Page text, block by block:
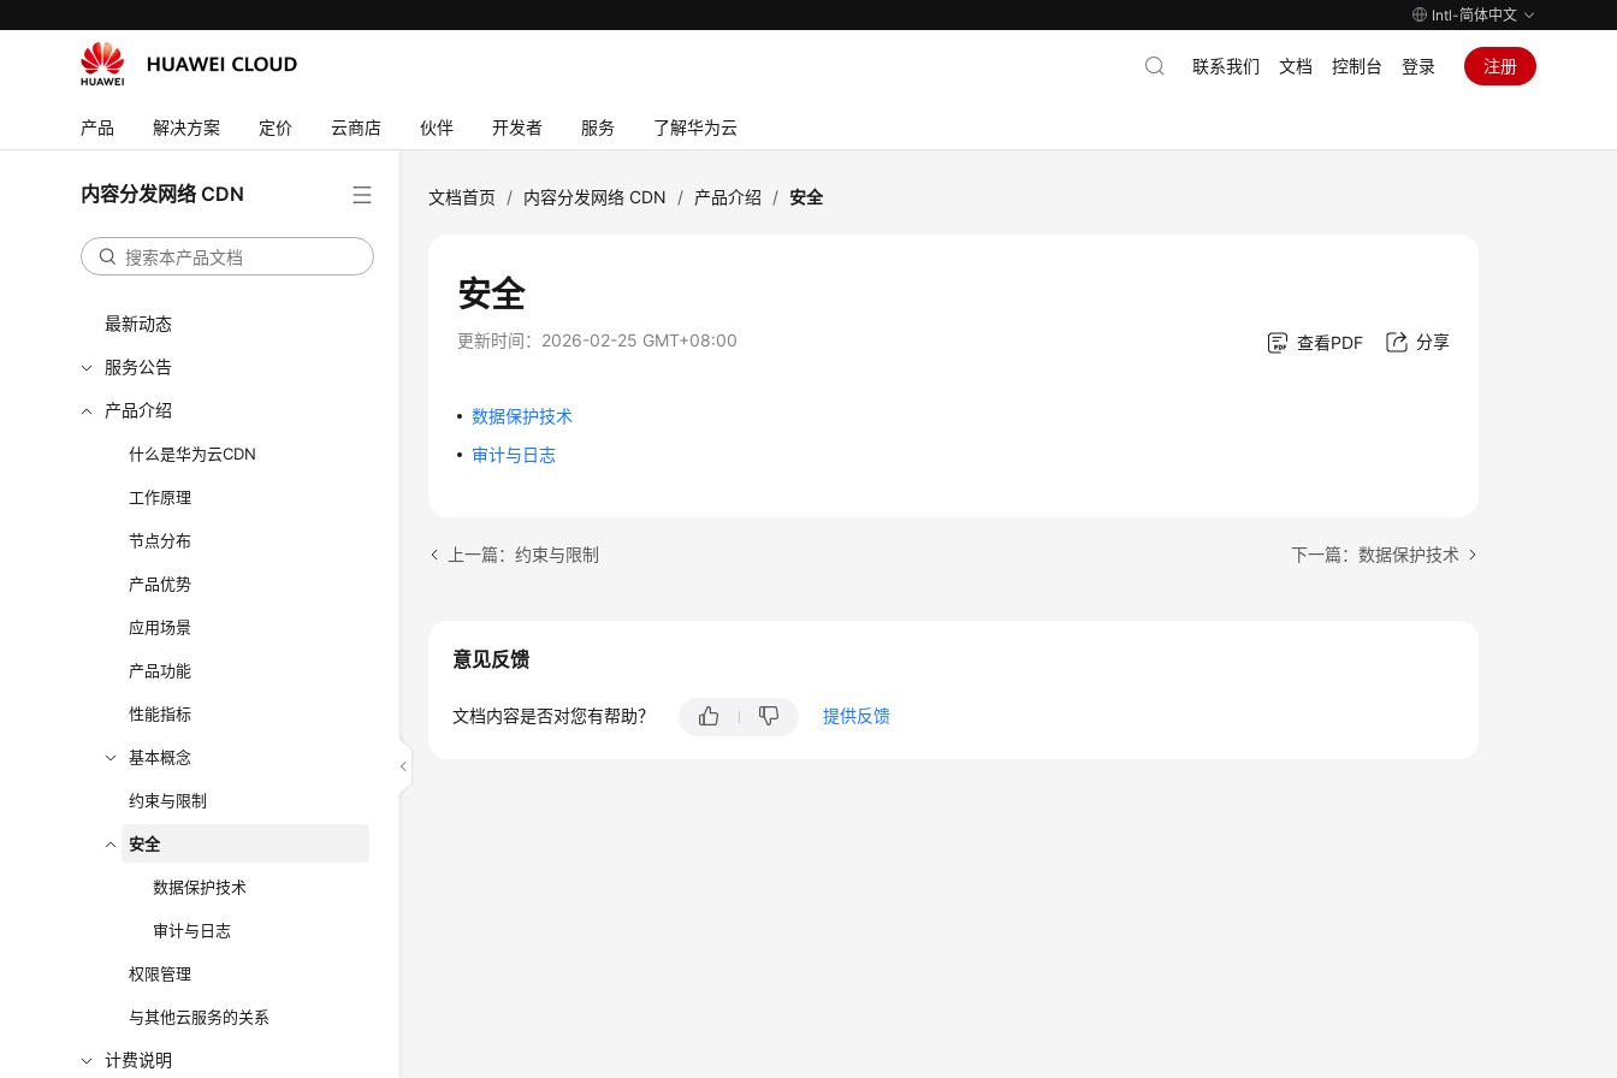
Intl-简体中文
产品 解决方案 定价 云商店 伙伴 开发者 服务 了解华为云
联系我们 文档 控制台 登录 注册
内容分发网络 CDN
最新动态
服务公告
产品介绍
什么是华为云CDN
工作原理
节点分布
产品优势
应用场景
产品功能
性能指标
基本概念
约束与限制
安全
数据保护技术
审计与日志
权限管理
与其他云服务的关系
计费说明
文档首页 / 内容分发网络 CDN / 产品介绍 / 安全
安全
更新时间： 2026-02-25 GMT+08:00 查看PDF 分享
数据保护技术
审计与日志
上一篇：约束与限制 下一篇：数据保护技术
意见反馈
文档内容是否对您有帮助？ 提供反馈